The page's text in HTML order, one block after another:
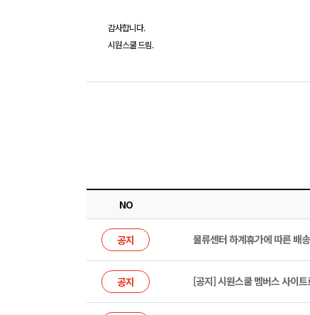
감사합니다.
시원스쿨 드림.
NO
공지 물류센터 하계휴가에 따른 배
공지 [공지] 시원스쿨 멤버스 사이